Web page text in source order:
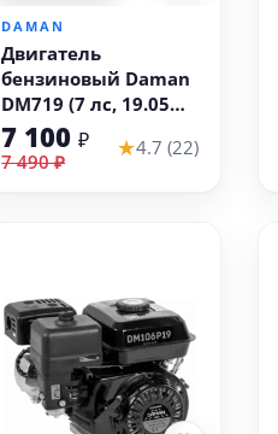
DAMAN
Двигатель
бензиновый Daman
DM719 (7 лс, 19.05
мм)
7 100₽
7 490 ₽ ★4.7 (22)